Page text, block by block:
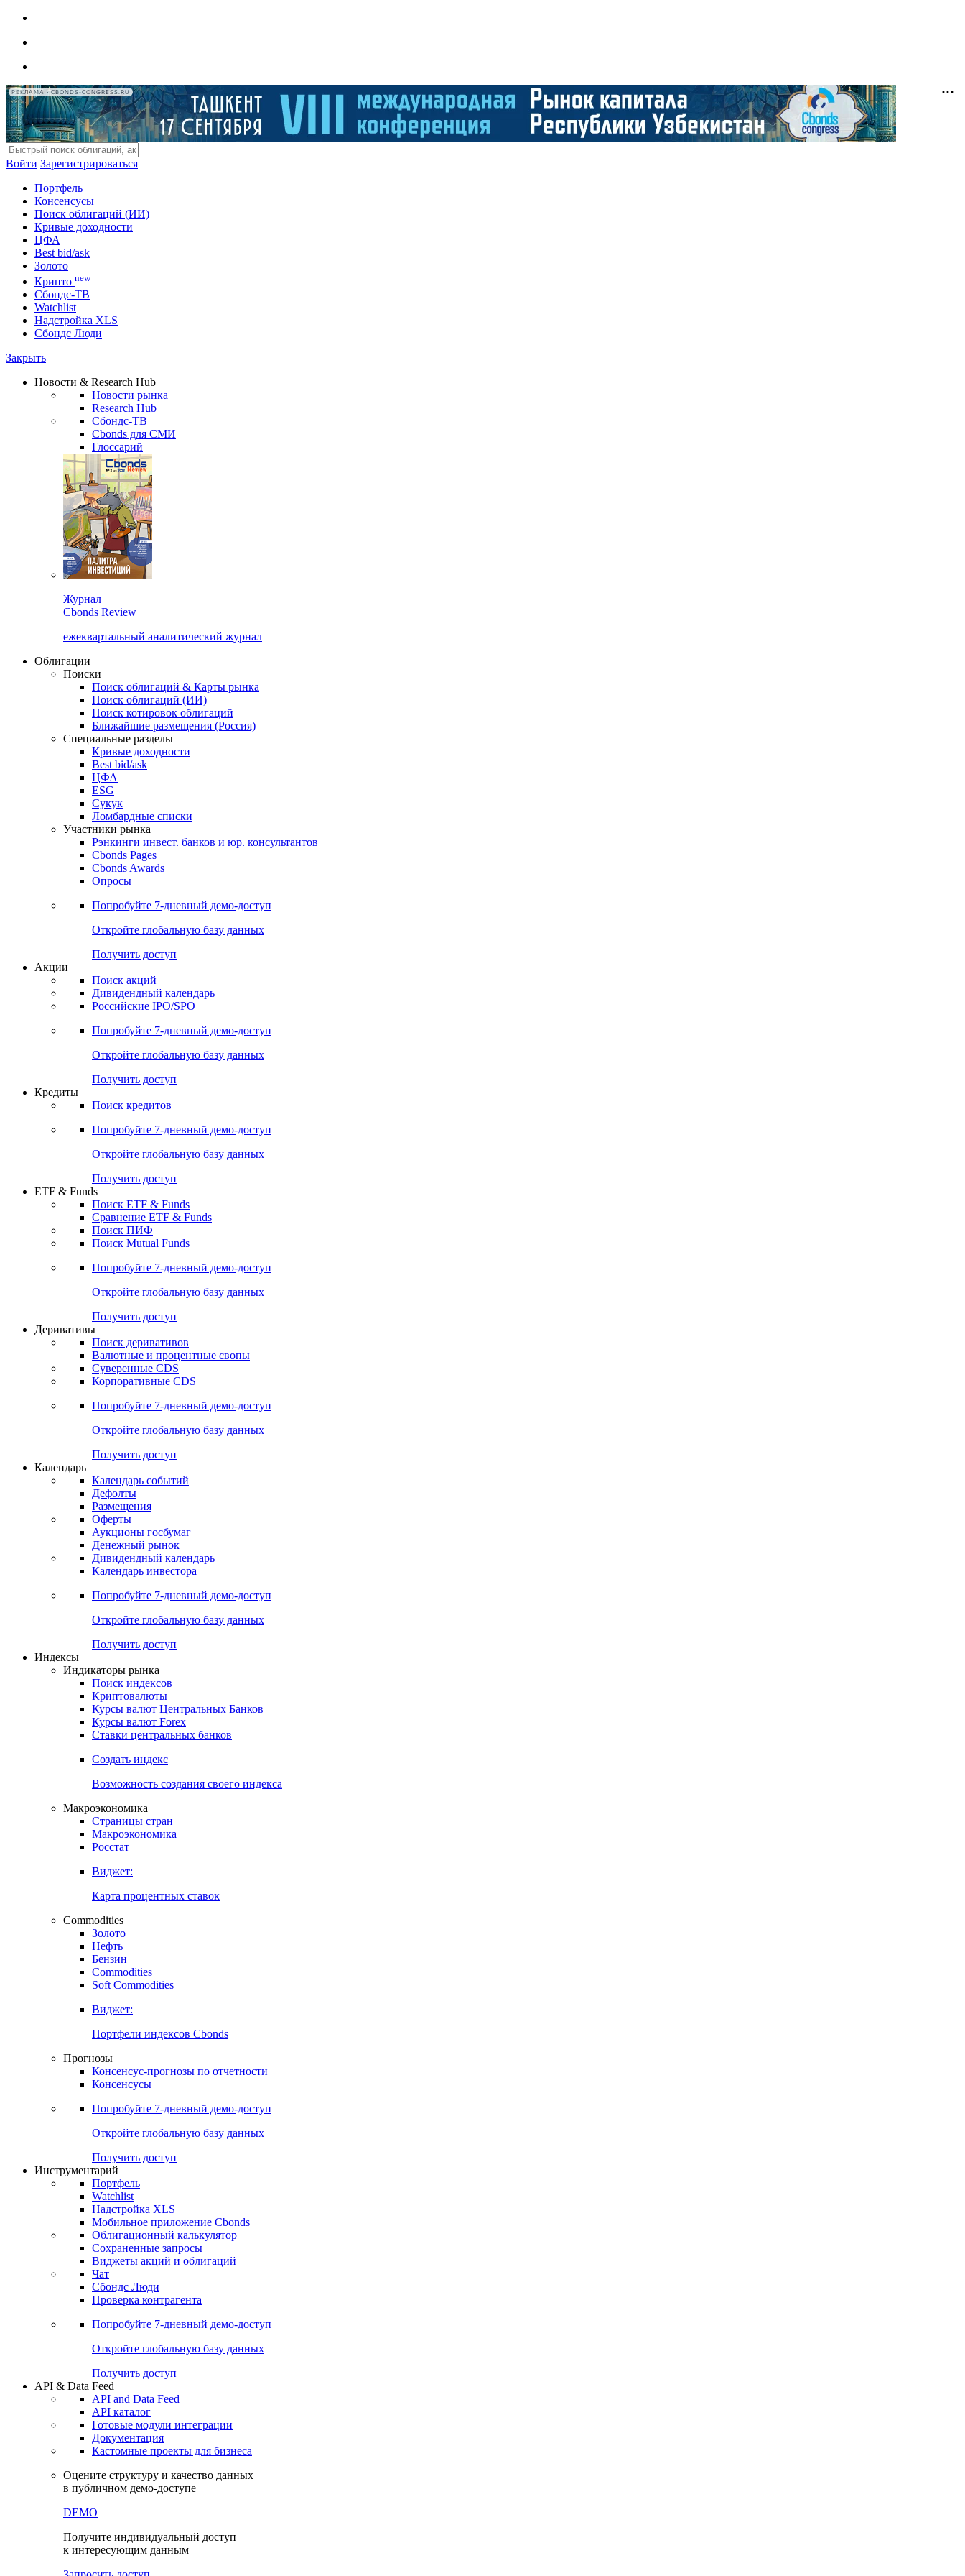
РЕКЛАМА • CBONDS-CONGRESS.RU
Войти Зарегистрироваться
Портфель
Консенсусы
Поиск облигаций (ИИ)
Кривые доходности
ЦФА
Best bid/ask
Золото
Крипто new
Сбондс-ТВ
Watchlist
Надстройка XLS
Сбондс Люди
Закрыть
Новости & Research Hub
Новости рынка
Research Hub
Сбондс-ТВ
Cbonds для СМИ
Глоссарий
Журнал
Cbonds Review
ежеквартальный аналитический журнал
Облигации
Поиски
Поиск облигаций & Карты рынка
Поиск облигаций (ИИ)
Поиск котировок облигаций
Ближайшие размещения (Россия)
Специальные разделы
Кривые доходности
Best bid/ask
ЦФА
ESG
Сукук
Ломбардные списки
Участники рынка
Рэнкинги инвест. банков и юр. консультантов
Cbonds Pages
Cbonds Awards
Опросы
Попробуйте 7-дневный демо-доступ
Откройте глобальную базу данных
Получить доступ
Акции
Поиск акций
Дивидендный календарь
Российские IPO/SPO
Попробуйте 7-дневный демо-доступ
Откройте глобальную базу данных
Получить доступ
Кредиты
Поиск кредитов
Попробуйте 7-дневный демо-доступ
Откройте глобальную базу данных
Получить доступ
ETF & Funds
Поиск ETF & Funds
Сравнение ETF & Funds
Поиск ПИФ
Поиск Mutual Funds
Попробуйте 7-дневный демо-доступ
Откройте глобальную базу данных
Получить доступ
Деривативы
Поиск деривативов
Валютные и процентные свопы
Суверенные CDS
Корпоративные CDS
Попробуйте 7-дневный демо-доступ
Откройте глобальную базу данных
Получить доступ
Календарь
Календарь событий
Дефолты
Размещения
Оферты
Аукционы госбумаг
Денежный рынок
Дивидендный календарь
Календарь инвестора
Попробуйте 7-дневный демо-доступ
Откройте глобальную базу данных
Получить доступ
Индексы
Индикаторы рынка
Поиск индексов
Криптовалюты
Курсы валют Центральных Банков
Курсы валют Forex
Ставки центральных банков
Создать индекс
Возможность создания своего индекса
Макроэкономика
Страницы стран
Макроэкономика
Росстат
Виджет:
Карта процентных ставок
Commodities
Золото
Нефть
Бензин
Commodities
Soft Commodities
Виджет:
Портфели индексов Cbonds
Прогнозы
Консенсус-прогнозы по отчетности
Консенсусы
Попробуйте 7-дневный демо-доступ
Откройте глобальную базу данных
Получить доступ
Инструментарий
Портфель
Watchlist
Надстройка XLS
Мобильное приложение Cbonds
Облигационный калькулятор
Сохраненные запросы
Виджеты акций и облигаций
Чат
Сбондс Люди
Проверка контрагента
Попробуйте 7-дневный демо-доступ
Откройте глобальную базу данных
Получить доступ
API & Data Feed
API and Data Feed
API каталог
Готовые модули интеграции
Документация
Кастомные проекты для бизнеса
Оцените структуру и качество данных
в публичном демо-доступе
DEMO
Получите индивидуальный доступ
к интересующим данным